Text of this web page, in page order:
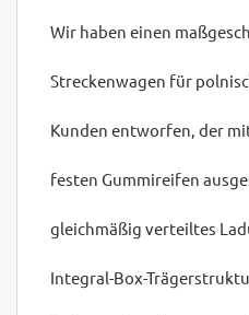
Wir haben einen
Streckenwagen für
Kunden entworfen, der
festen Gummireifen
gleichmäßig verteiltes
Integral-Box-